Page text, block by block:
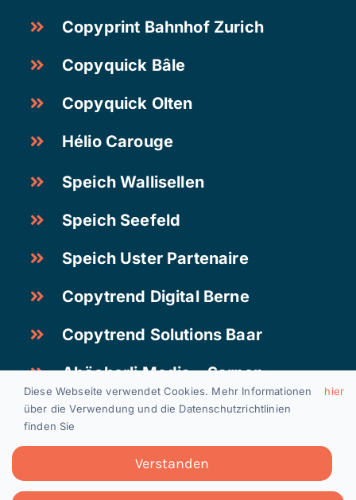
Copyprint Bahnhof Zurich
Copyquick Bâle
Copyquick Olten
Hélio Carouge
Speich Wallisellen
Speich Seefeld
Speich Uster Partenaire
Copytrend Digital Berne
Copytrend Solutions Baar
Abächerli Media – Sarnen
Copyright 2024
Postes vacants
données
Diese Webseite verwendet Cookies. Mehr Informationen
über die Verwendung und die Datenschutzrichtlinien
finden Sie
hier
Verstanden